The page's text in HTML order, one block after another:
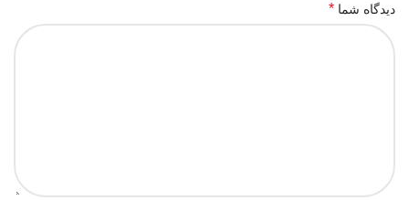
دیدگاه شما *